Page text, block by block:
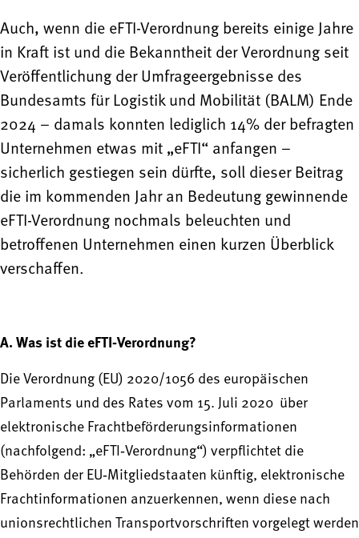
Auch, wenn die eFTI-Verordnung bereits einige Jahre
in Kraft ist und die Bekanntheit der Verordnung seit
Veröffentlichung der Umfrageergebnisse des
Bundesamts für Logistik und Mobilität (BALM) Ende
2024 – damals konnten lediglich 14% der befragten
Unternehmen etwas mit „eFTI“ anfangen –
sicherlich gestiegen sein dürfte, soll dieser Beitrag
die im kommenden Jahr an Bedeutung gewinnende
eFTI-Verordnung nochmals beleuchten und
betroffenen Unternehmen einen kurzen Überblick
verschaffen.
A. Was ist die eFTI‑Verordnung?
Die Verordnung (EU) 2020/1056 des europäischen
Parlaments und des Rates vom 15. Juli 2020 über
elektronische Frachtbeförderungsinformationen
(nachfolgend: „eFTI‑Verordnung“) verpflichtet die
Behörden der EU‑Mitgliedstaaten künftig, elektronische
Frachtinformationen anzuerkennen, wenn diese nach
unionsrechtlichen Transportvorschriften vorgelegt werden